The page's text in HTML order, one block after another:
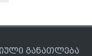
განათლება